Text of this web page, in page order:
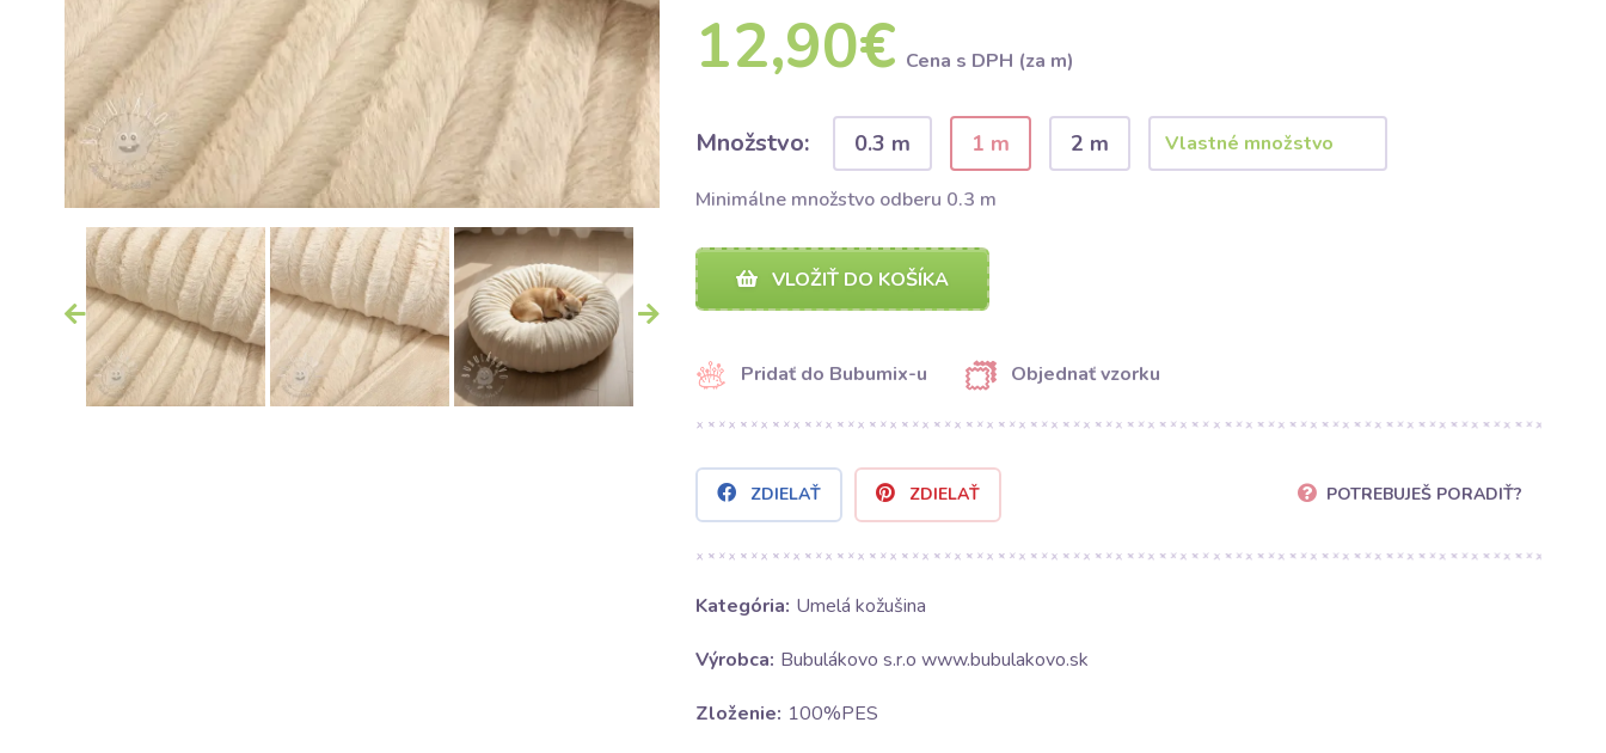
12,90€ Cena s DPH (za m)
Množstvo: 0.3 m 1 m 2 m
Minimálne množstvo odberu 0.3 m
VLOŽIŤ DO KOŠÍKA
Pridať do Bubumix-u Objednať vzorku
ZDIELAŤ ZDIELAŤ POTREBUJEŠ PORADIŤ?
Kategória: Umelá kožušina
Výrobca: Bubulákovo s.r.o www.bubulakovo.sk
Zloženie: 100%PES